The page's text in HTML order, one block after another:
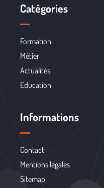
Catégories
Formation
Métier
Actualités
Education
Informations
Contact
Mentions légales
Sitemap